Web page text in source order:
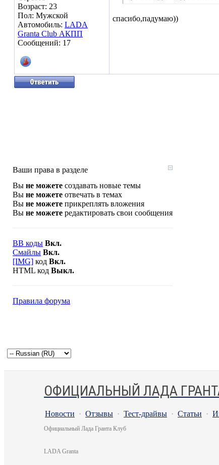
Возраст: 23
Пол: Мужской
Автомобиль: LADA
Granta Club АКПП
Сообщений: 17
спасибо,падумаю))
Ваши права в разделе
Вы не можете создавать новые темы
Вы не можете отвечать в темах
Вы не можете прикреплять вложения
Вы не можете редактировать свои сообщения
BB коды Вкл.
Смайлы Вкл.
[IMG] код Вкл.
HTML код Выкл.
Правила форума
ОФИЦИАЛЬНЫЙ ЛАДА
Новости · Отзывы · Тест-драйвы · Статьи ·
Официальный Лада Гранта Клуб
LADA Granta